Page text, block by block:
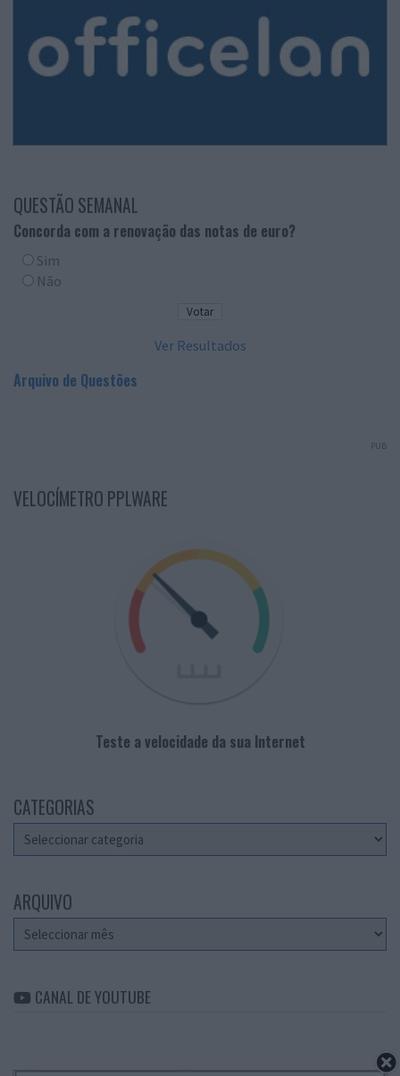
QUESTÃO SEMANAL
Concorda com a renovação das notas de euro?
Sim
Não
Ver Resultados
Arquivo de Questões
PUB
VELOCÍMETRO PPLWARE
Teste a velocidade da sua Internet
CATEGORIAS
Categorias
ARQUIVO
Arquivo
CANAL DE YOUTUBE